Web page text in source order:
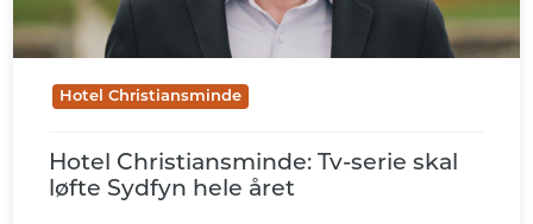
Hotel Christiansminde
Hotel Christiansminde: Tv-serie skal
løfte Sydfyn hele året